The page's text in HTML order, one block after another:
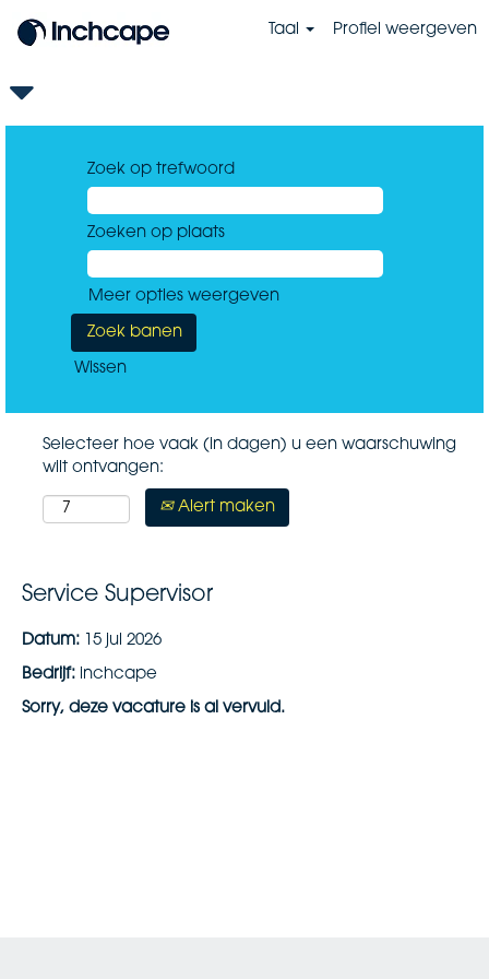
Taal Profiel weergeven
Zoek op trefwoord
Zoeken op plaats
Meer opties weergeven
Wissen
Selecteer hoe vaak (in dagen) u een waarschuwing
wilt ontvangen:
Alert maken
Service Supervisor
Datum: 15 jul 2026
Bedrijf: inchcape
Sorry, deze vacature is al vervuld.